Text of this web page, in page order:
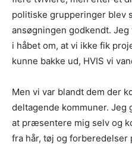
politiske grupperinger blev
ansøgningen godkendt.
i håbet om, at vi ikke fik
kunne bakke ud, HVIS vi
Men vi var blandt dem der
deltagende kommuner. Jeg
at præsentere mig selv og
fra hår, tøj og